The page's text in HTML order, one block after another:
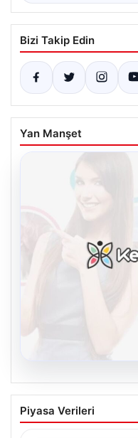
Bizi Takip Edin
Yan Manşet
Kelebek sohbet
İletişimin
Piyasa Verileri